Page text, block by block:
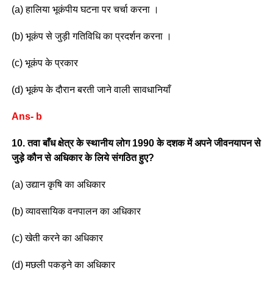
(a) हालिया भूकंपीय घटना पर चर्चा करना ।
(b) भूकंप से जुड़ी गतिविधि का प्रदर्शन करना ।
(c) भूकंप के प्रकार
(d) भूकंप के दौरान बरती जाने वाली सावधानियाँ
Ans- b
10. तवा बाँध क्षेत्र के स्थानीय लोग 1990 के दशक में अपने जीवनयापन से
जुड़े कौन से अधिकार के लिये संगठित हुए?
(a) उद्यान कृषि का अधिकार
(b) व्यावसायिक वनपालन का अधिकार
(c) खेती करने का अधिकार
(d) मछली पकड़ने का अधिकार